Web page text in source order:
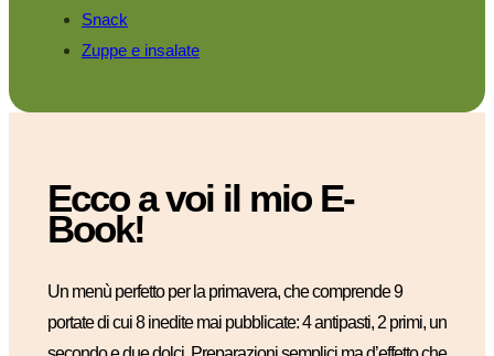
Snack
Zuppe e insalate
Ecco a voi il mio E-
Book!
Un menù perfetto per la primavera, che comprende 9
portate di cui 8 inedite mai pubblicate: 4 antipasti, 2 primi, un